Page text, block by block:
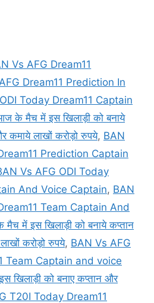
Vs AFG Dream11
Dream11 Prediction In
Today Dream11 Captain
के मैच में इस खिलाड़ी को बनाये
कमाये लाखों करोड़ो रुपये, BAN
Prediction Captain
Vs AFG ODI Today
And Voice Captain, BAN
Team Captain And
में इस खिलाड़ी को बनाये कप्तान
करोड़ो रुपये, BAN Vs AFG
Team Captain and voice
को बनाए कप्तान और
T20I Today Dream11